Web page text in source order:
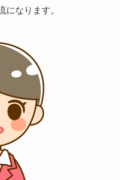
になります。